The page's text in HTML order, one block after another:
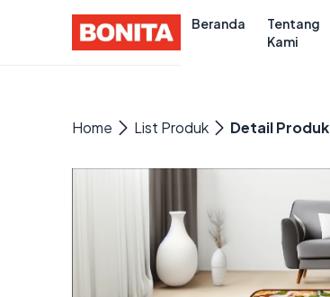
Beranda
Tentang
Kami
Home List Produk Detail Produk